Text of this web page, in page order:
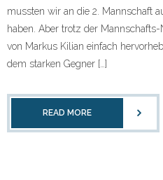
mussten wir an die 2. Mannschaft
haben. Aber trotz der
von Markus Kilian einfach
dem starken Gegner […]
READ MORE